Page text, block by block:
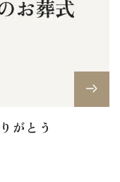
がとう